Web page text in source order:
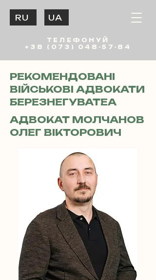
ТЕЛЕФОНУЙ
+38 (073) 048-57-84
UA
RU
РЕКОМЕНДОВАНІ
ВІЙСЬКОВІ АДВОКАТИ
БЕРЕЗНЕГУВАТЕА
АДВОКАТ МОЛЧАНОВ
ОЛЕГ ВІКТОРОВИЧ